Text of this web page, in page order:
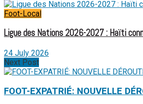
Foot-Local
Ligue des Nations 2026-2027 : Haïti
24 July 2026
Next Post
FOOT-EXPATRIÉ: NOUVELLE